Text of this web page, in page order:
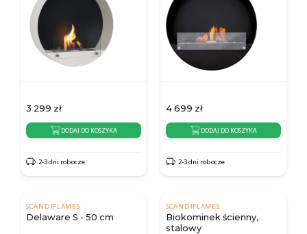
3 299 zł
DODAJ DO KOSZYKA
2-3 dni robocze
4 699 zł
DODAJ DO KOSZYKA
2-3 dni robocze
SCANDIFLAMES
Delaware S - 50 cm
SCANDIFLAMES
Biokominek ścienny,
stalowy